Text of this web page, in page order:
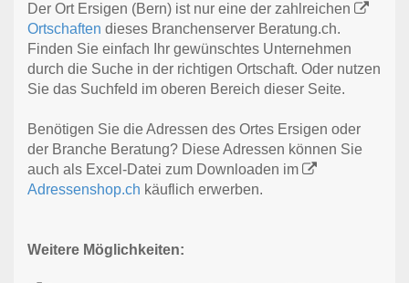
Der Ort Ersigen (Bern) ist nur eine der zahlreichen
Ortschaften dieses Branchenserver Beratung.ch.
Finden Sie einfach Ihr gewünschtes Unternehmen
durch die Suche in der richtigen Ortschaft. Oder nutzen
Sie das Suchfeld im oberen Bereich dieser Seite.
Benötigen Sie die Adressen des Ortes Ersigen oder
der Branche Beratung? Diese Adressen können Sie
auch als Excel-Datei zum Downloaden im
Adressenshop.ch käuflich erwerben.
Weitere Möglichkeiten: